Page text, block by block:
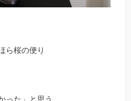
ら桜の便り
った」と思う